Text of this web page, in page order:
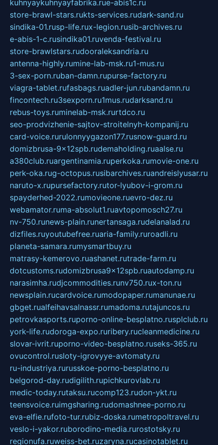
kuhnyaykuhnyayfabrika.rue-abis1c.ru
store-brawl-stars.rukts-services.rudark-sand.ru
sindika-01.rusp-life.rux-legion.rusib-archives.ru
e-abis-1-c.rusindika01.ruvenda-festival.ru
store-brawlstars.rudooraleksandria.ru
antenna-highly.rumine-lab-msk.ru1-mus.ru
3-sex-porn.ruban-damn.rupurse-factory.ru
viagra-tablet.rufasbags.ruadler-jun.rubandamn.ru
fincontech.ru3sexporn.ru1mus.rudarksand.ru
rebus-toys.ruminelab-msk.rurtdco.ru
seo-prodvizhenie-sajtov-stroitelnyh-kompanij.ru
card-voice.rurulonnyygazon177.rusnow-guard.ru
domizbrusa-9x12spb.rudemaholding.ruaalse.ru
a380club.ruargentinamia.ruperkoka.rumovie-one.ru
perk-oka.rug-octopus.rusibarchives.ruandreislyusar.ru
naruto-x.rupursefactory.rutor-lyubov-i-grom.ru
spayderhed-2022.rumovieone.ruevro-dez.ru
webamator.ruma-absolut1.ruavtopomosch27.ru
nv-750.runews-plain.runertansaga.rudelanalad.ru
dizfiles.ruyoutubefree.ruaria-family.ruroadli.ru
planeta-samara.rumysmartbuy.ru
matrasy-kemerovo.ruashanet.rutrade-farm.ru
dotcustoms.rudomizbrusa9x12spb.ruautodamp.ru
narasimha.rudjcommodities.runv750.rux-ton.ru
newsplain.rucardvoice.rumodopaper.rumanunae.ru
gbget.rualfeihavsalnassr.rumadoma.rutajuncos.ru
petrovkasports.ruporno-online-besplatno.rusplclub.ru
york-life.rudoroga-expo.ruribery.rucleanmedicine.ru
slovar-ivrit.ruporno-video-besplatno.ruseks-365.ru
ovucontrol.rusloty-igrovyye-avtomaty.ru
ru-industriya.rurusskoe-porno-besplatno.ru
belgorod-day.rudigilith.rupichkurovlab.ru
medic-today.rutaksu.rucomp123.rudon-ykt.ru
teensvoice.ruimgsharing.rudomashnee-porno.ru
eva-elfie.rufoto-tur.rubiz-doska.rumetropoltravel.ru
veslo-i-yakor.ruborodino-media.rurostotsky.ru
regionufa.ruweiss-bet.ruzaryna.rucasinotablet.ru